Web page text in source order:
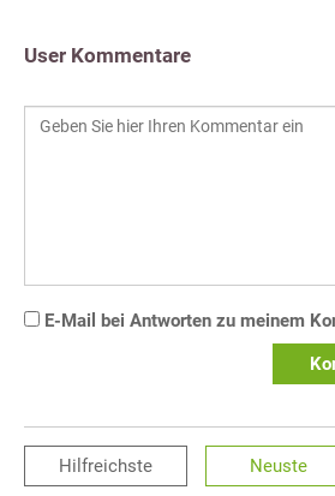
User Kommentare
E-Mail bei Antworten zu meinem
Hilfreichste Neuste